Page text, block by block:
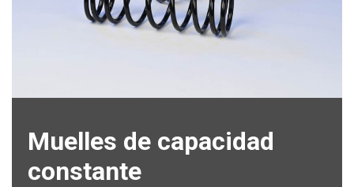
Muelles de capacidad
constante